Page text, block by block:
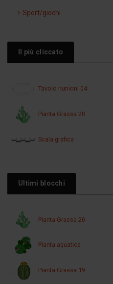
Sport/giochi
Il più cliccato
Tavolo riunioni 04
Pianta Grassa 20
Scala grafica
Ultimi blocchi
Pianta Grassa 20
Pianta aquatica
Pianta Grassa 19